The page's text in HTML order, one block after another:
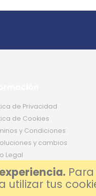
utilizar tus
de Privacidad
de Cookies
y Condiciones
y cambios
Legal